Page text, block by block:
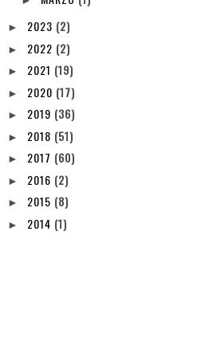
► 2023 (2)
► 2022 (2)
► 2021 (19)
► 2020 (17)
► 2019 (36)
► 2018 (51)
► 2017 (60)
► 2016 (2)
► 2015 (8)
► 2014 (1)